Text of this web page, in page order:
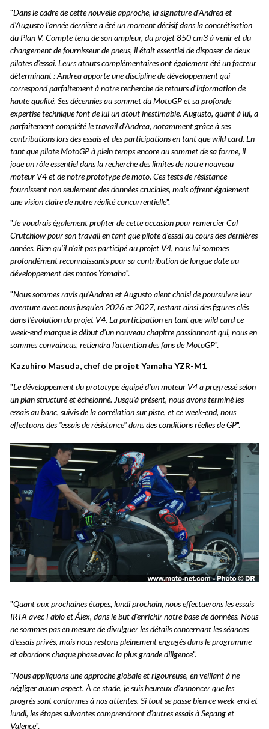
"Dans le cadre de cette nouvelle approche, la signature d'Andrea et
d'Augusto l'année dernière a été un moment décisif dans la concrétisation
du Plan V. Compte tenu de son ampleur, du projet 850 cm3 à venir et du
changement de fournisseur de pneus, il était essentiel de disposer de deux
pilotes d'essai. Leurs atouts complémentaires ont également été un facteur
déterminant : Andrea apporte une discipline de développement qui
correspond parfaitement à notre recherche de retours d'information de
haute qualité. Ses décennies au sommet du MotoGP et sa profonde
expertise technique font de lui un atout inestimable. Augusto, quant à lui, a
parfaitement complété le travail d'Andrea, notamment grâce à ses
contributions lors des essais et des participations en tant que wild card. En
tant que pilote MotoGP à plein temps encore au sommet de sa forme, il
joue un rôle essentiel dans la recherche des limites de notre nouveau
moteur V4 et de notre prototype de moto. Ces tests de résistance
fournissent non seulement des données cruciales, mais offrent également
une vision claire de notre réalité concurrentielle".
"Je voudrais également profiter de cette occasion pour remercier Cal
Crutchlow pour son travail en tant que pilote d'essai au cours des dernières
années. Bien qu'il n'ait pas participé au projet V4, nous lui sommes
profondément reconnaissants pour sa contribution de longue date au
développement des motos Yamaha".
"Nous sommes ravis qu'Andrea et Augusto aient choisi de poursuivre leur
aventure avec nous jusqu'en 2026 et 2027, restant ainsi des figures clés
dans l'évolution du projet V4. La participation en tant que wild card ce
week-end marque le début d'un nouveau chapitre passionnant qui, nous en
sommes convaincus, retiendra l'attention des fans de MotoGP".
Kazuhiro Masuda, chef de projet Yamaha YZR-M1
"Le développement du prototype équipé d'un moteur V4 a progressé selon
un plan structuré et échelonné. Jusqu'à présent, nous avons terminé les
essais au banc, suivis de la corrélation sur piste, et ce week-end, nous
effectuons des "essais de résistance" dans des conditions réelles de GP".
"Quant aux prochaines étapes, lundi prochain, nous effectuerons les essais
IRTA avec Fabio et Álex, dans le but d'enrichir notre base de données. Nous
ne sommes pas en mesure de divulguer les détails concernant les séances
d'essais privés, mais nous restons pleinement engagés dans le programme
et abordons chaque phase avec la plus grande diligence".
"Nous appliquons une approche globale et rigoureuse, en veillant à ne
négliger aucun aspect. À ce stade, je suis heureux d'annoncer que les
progrès sont conformes à nos attentes. Si tout se passe bien ce week-end et
lundi, les étapes suivantes comprendront d'autres essais à Sepang et
Valence".